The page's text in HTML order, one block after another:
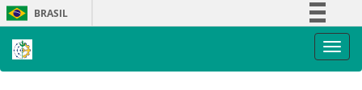
Skip
navigation
BRASIL